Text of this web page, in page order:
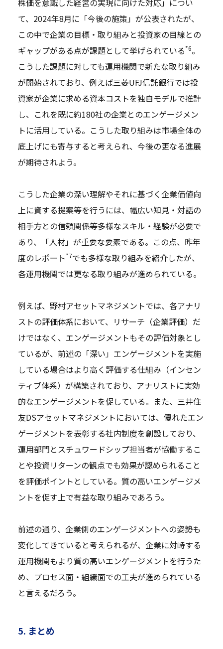
て、2024年8月に「今後の施策」が公表されたが、
この中で企業の目標・取り組みと投資家の目線との
ギャップがある点が課題として挙げられている*6。
こうした課題に対しても運用機関で新たな取り組み
が開始されており、例えば三菱UFJ信託銀行では投
資家が企業に求める資本コストを独自モデルで推計
し、これを既に約180社の企業とのエンゲージメン
トに活用している。こうした取り組みは市場全体の
底上げにも寄与すると考えられ、今後の更なる進展
が期待されよう。
こうした企業の深い理解やそれに基づく企業価値向
上に資する提案等を行うには、幅広い知見・対話の
相手方との信頼関係等多様なスキル・経験が必要で
あり、「人材」が重要な要素である。この点、昨年
度のレポート*7でも多様な取り組みを紹介したが、
各運用機関では更なる取り組みが進められている。
例えば、野村アセットマネジメントでは、各アナリ
ストの評価体系において、リサーチ（企業評価）だ
けではなく、エンゲージメントもその評価対象とし
ているが、前述の「深い」エンゲージメントを実施
している場合はより高く評価する仕組み（インセン
ティブ体系）が構築されており、アナリストに実効
的なエンゲージメントを促している。また、三井住
友DSアセットマネジメントにおいては、優れたエン
ゲージメントを表彰する社内制度を創設しており、
運用部門とスチュワードシップ担当者が協働するこ
とや投資リターンの観点でも効果が認められること
を評価ポイントとしている。質の高いエンゲージメ
ントを促す上で有益な取り組みであろう。
前述の通り、企業側のエンゲージメントへの姿勢も
変化してきていると考えられるが、企業に対峙する
運用機関もより質の高いエンゲージメントを行うた
め、プロセス面・組織面での工夫が進められている
と言えるだろう。
5. まとめ